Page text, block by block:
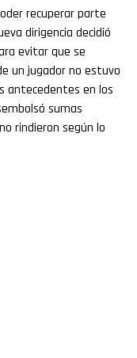
recuperar parte
dirigencia decidió
evitar que se
un jugador no estuvo
antecedentes en los
sumas
rindieron según lo